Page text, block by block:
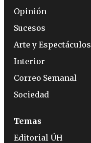
Opinión
Sucesos
Arte y Espectáculos
Interior
Correo Semanal
Sociedad
Temas
Editorial ÚH